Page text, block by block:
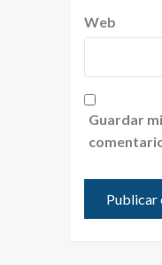
Web
Guardar